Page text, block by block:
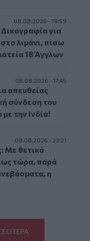
08.08.2026 - 19:59
για
λιμάνι, πίσω
18 Άγγλων
08.08.2026 - 17:45
απευθείας
σύνδεση του
την Ινδία!
08.08.2026 - 23:21
Με θετικό
τώρα, παρά
η